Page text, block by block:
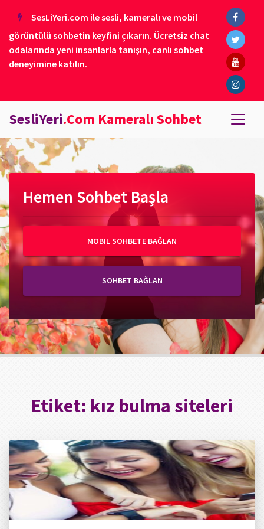
SesLiYeri.com ile sesli, kameralı ve mobil
görüntülü sohbetin keyfini çıkarın. Ücretsiz chat
odalarında yeni insanlarla tanışın, canlı sohbet
deneyimine katılın.
SesliYeri.Com Kameralı Sohbet
Hemen Sohbet Başla
MOBIL SOHBETE BAĞLAN
SOHBET BAĞLAN
Etiket: kız bulma siteleri